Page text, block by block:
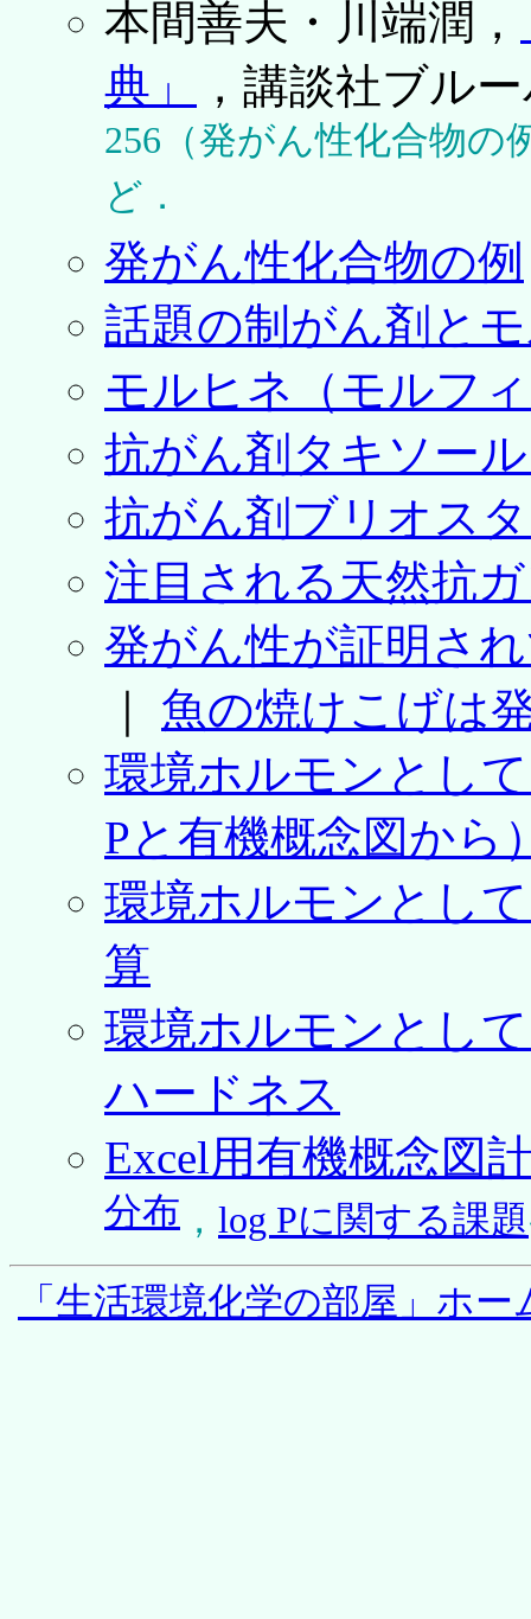
本間善夫・川端潤，
典」
，講談社ブル
256（発がん性化合物の
ど．
発がん性化合物の例
話題の制がん剤と
モルヒネ（モルフ
抗がん剤タキソー
抗がん剤ブリオス
注目される天然抗
発がん性が証明さ
魚の焼けこげは
環境ホルモンとし
Pと有機概念図から
環境ホルモンとし
算
環境ホルモンとし
ハードネス
Excel用有機概念図
分布 ， log Pに関する課題
「生活環境化学の部屋」ホ